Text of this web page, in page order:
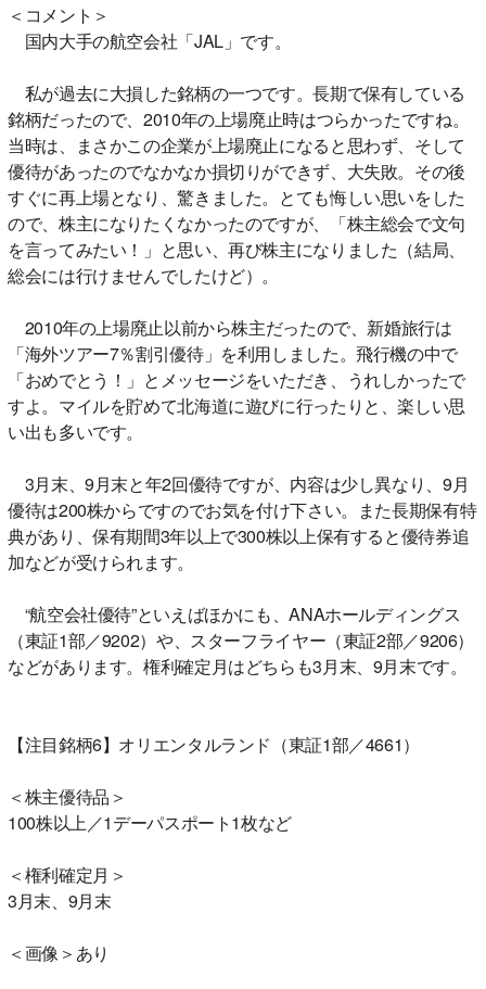
＜コメント＞
国内大手の航空会社「JAL」です。
私が過去に大損した銘柄の一つです。長期で保有している
銘柄だったので、2010年の上場廃止時はつらかったですね。
当時は、まさかこの企業が上場廃止になると思わず、そして
優待があったのでなかなか損切りができず、大失敗。その後
すぐに再上場となり、驚きました。とても悔しい思いをした
ので、株主になりたくなかったのですが、「株主総会で文句
を言ってみたい！」と思い、再び株主になりました（結局、
総会には行けませんでしたけど）。
2010年の上場廃止以前から株主だったので、新婚旅行は
「海外ツアー7％割引優待」を利用しました。飛行機の中で
「おめでとう！」とメッセージをいただき、うれしかったで
すよ。マイルを貯めて北海道に遊びに行ったりと、楽しい思
い出も多いです。
3月末、9月末と年2回優待ですが、内容は少し異なり、9月
優待は200株からですのでお気を付け下さい。また長期保有特
典があり、保有期間3年以上で300株以上保有すると優待券追
加などが受けられます。
“航空会社優待”といえばほかにも、ANAホールディングス
（東証1部／9202）や、スターフライヤー（東証2部／9206）
などがあります。権利確定月はどちらも3月末、9月末です。
【注目銘柄6】オリエンタルランド（東証1部／4661）
＜株主優待品＞
100株以上／1デーパスポート1枚など
＜権利確定月＞
3月末、9月末
＜画像＞あり